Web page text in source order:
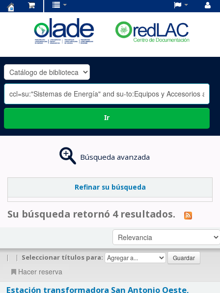
OLADE
-
Ir
Búsqueda avanzada
Refinar su búsqueda
Su búsqueda retornó 4 resultados.
| | Seleccionar títulos para:
Hacer reserva
Estación transformadora San Antonio Oeste,